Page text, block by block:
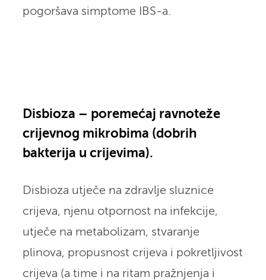
pogoršava simptome IBS-a.
Disbioza – poremećaj ravnoteže
crijevnog mikrobima (dobrih
bakterija u crijevima).
Disbioza utječe na zdravlje sluznice
crijeva, njenu otpornost na infekcije,
utječe na metabolizam, stvaranje
plinova, propusnost crijeva i pokretljivost
crijeva (a time i na ritam pražnjenja i